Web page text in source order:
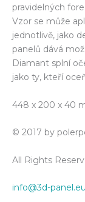
pravidelných
Vzor se může
jednotlivě, jako
panelů dává
Diamant splní
jako ty, kteří
448 x 200 x 40
© 2017 by
All Rights
info@3d-panel.eu